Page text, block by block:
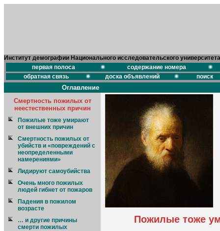
Институт демографии Национального исследовательского
первая полоса
содержание номера
обратная связь
доска объявлений поиск
Оглавление
Смертность пожилых от
неестественных причин
Пожилые тоже умирают
от внешних причин
Смертность пожилых от
убийств и «повреждений с
неопределенными
намерениями»
Лидируют самоубийства
Очень много пожилых
людей гибнет от пожаров
Падения в пожилом
возрасте
… и другие причины
смерти пожилых
Пожилые тоже